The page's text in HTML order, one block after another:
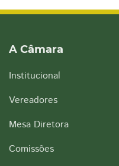
A Câmara
Institucional
Vereadores
Mesa Diretora
Comissões